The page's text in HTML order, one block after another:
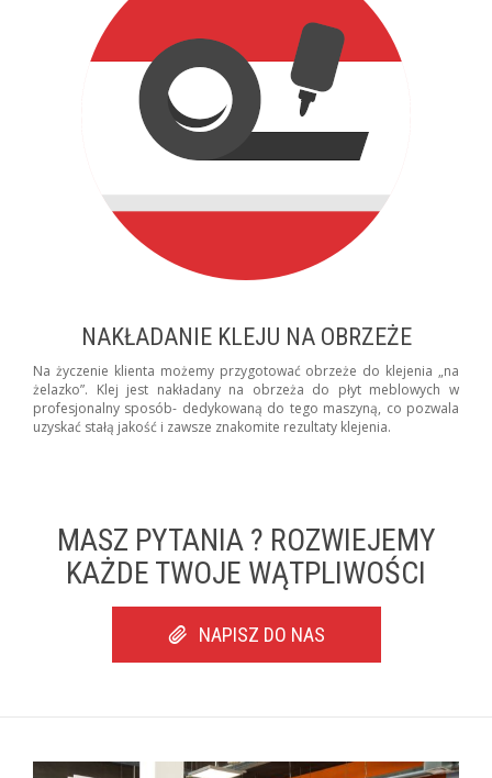
NAKŁADANIE KLEJU NA OBRZEŻE
Na życzenie klienta możemy przygotować obrzeże do klejenia „na
żelazko”. Klej jest nakładany na obrzeża do płyt meblowych w
profesjonalny sposób- dedykowaną do tego maszyną, co pozwala
uzyskać stałą jakość i zawsze znakomite rezultaty klejenia.
MASZ PYTANIA ? ROZWIEJEMY
KAŻDE TWOJE WĄTPLIWOŚCI
NAPISZ DO NAS